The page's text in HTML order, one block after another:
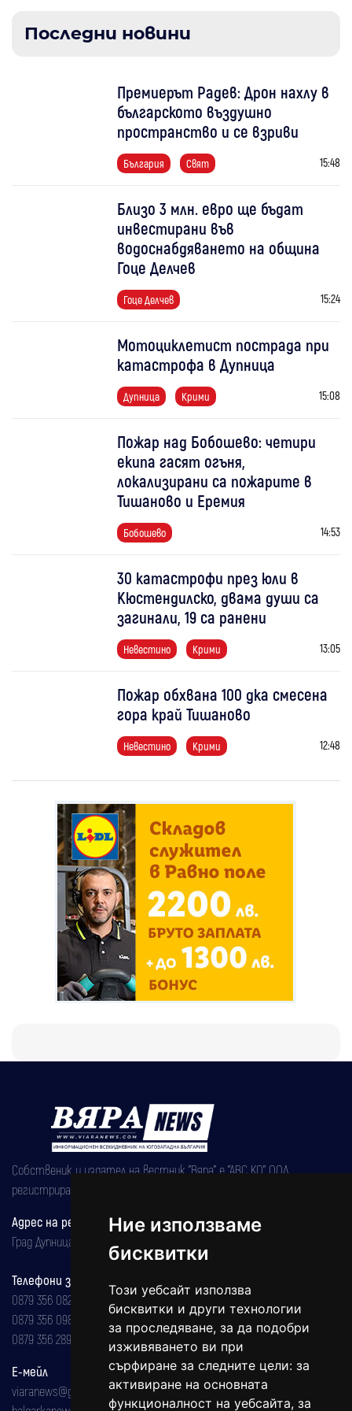
Ние използваме
бисквитки
Този уебсайт използва
бисквитки и други технологии
за проследяване, за да подобри
изживяването ви при
сърфиране за следните цели: за
активиране на основната
функционалност на уебсайта, за
Последни новини
Премиерът Радев: Дрон нахлу в
българското въздушно
пространство и се взриви
България Свят 15:48
Близо 3 млн. евро ще бъдат
инвестирани във
водоснабдяването на община
Гоце Делчев
Гоце Делчев 15:24
Мотоциклетист пострада при
катастрофа в Дупница
Дупница Крими 15:08
Пожар над Бобошево: четири
екипа гасят огъня,
локализирани са пожарите в
Тишаново и Еремия
Бобошево 14:53
30 катастрофи през юли в
Кюстендилско, двама души са
загинали, 19 са ранени
Невестино Крими 13:05
Пожар обхвана 100 дка смесена
гора край Тишаново
Невестино Крими 12:48
Собственик и издател на вестник "Вяра" е "АВС КО" ООД,
регистрирана на 08.05.2002 година.
Адрес на редакцията
Град Дупница, ул.''Христо Ботев" 43
Телефони за реклама и абонаменти
0879 356 082
0879 356 098
0879 356 289
Е-мейл
viaranews@gmail.com